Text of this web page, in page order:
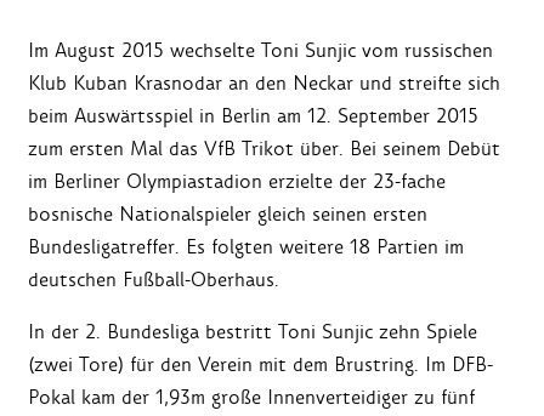
Im August 2015 wechselte Toni Sunjic vom russischen
Klub Kuban Krasnodar an den Neckar und streifte sich
beim Auswärtsspiel in Berlin am 12. September 2015
zum ersten Mal das VfB Trikot über. Bei seinem Debüt
im Berliner Olympiastadion erzielte der 23-fache
bosnische Nationalspieler gleich seinen ersten
Bundesligatreffer. Es folgten weitere 18 Partien im
deutschen Fußball-Oberhaus.
In der 2. Bundesliga bestritt Toni Sunjic zehn Spiele
(zwei Tore) für den Verein mit dem Brustring. Im DFB-
Pokal kam der 1,93m große Innenverteidiger zu fünf